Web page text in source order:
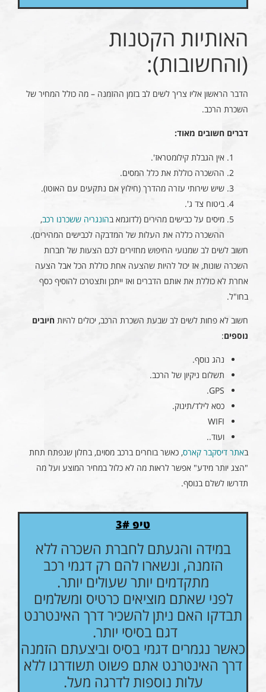
האותיות הקטנות
(והחשובות):
הדבר הראשון אליו צריך לשים לב בזמן ההזמנה – מה כולל המחיר של
השכרת הרכב.
דברים חשובים מאוד:
אין הגבלת קילומטראז'.
ההשכרה כוללת את כלל המסים.
שיש שירותי עזרה מהדרך (חילוץ אם נתקעים עם האוטו).
ביטוח צד ג'.
מיסים על כבישים מהירים (לדוגמא בהונגריה ששכרנו רכב,
ההשכרה כללה את העלות של המדבקה לכבישים המהירים).
חשוב לשים לב שמנועי החיפוש מחזירים לכם הצעות של חברות
השכרה שונות, אז יכול להיות שהצעה אחת כוללת הכל אבל הצעה
אחרת לא כוללת את אותם הדברים ואז ייתכן ותצטרכו להוסיף כסף
בחו"ל.
חשוב לא פחות לשים לב שבעת השכרת הרכב, יכולים להיות חיובים
נוספים:
נהג נוסף.
תשלום ניקיון של הרכב.
GPS.
כסא לילד/תינוק.
WIFI
ועוד..
באתר דיסקבר קארס, כאשר בוחרים ברכב מסוים, בחלון שנפתח תחת
"הצג יותר מידע" אפשר לראות מה לא כלול במחיר המוצע ועל מה
תדרשו לשלם בנוסף.
טיפ 3#
במידה והגעתם לחברת השכרה ללא
הזמנה, ונשארו להם רק דגמי רכב
מתקדמים יותר שעולים יותר.
לפני שאתם מוציאים כרטיס ומשלמים
תבדקו האם ניתן להשכיר דרך האינטרנט
דגם בסיסי יותר.
כאשר נגמרים דגמי בסיס וביצעתם הזמנה
דרך האינטרנט אתם פשוט תשודרגו ללא
עלות נוספות לדרגה מעל.